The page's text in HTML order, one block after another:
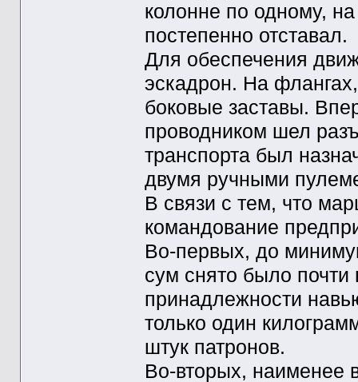
колонне по одному,
постепенно отставал.
Для обеспечения
эскадрон. На
боковые заставы.
проводником шел
транспорта был
двумя ручными
В связи с тем, что
командование
Во-первых, до
сум снято было
принадлежности
только один
штук патронов.
Во-вторых, наименее